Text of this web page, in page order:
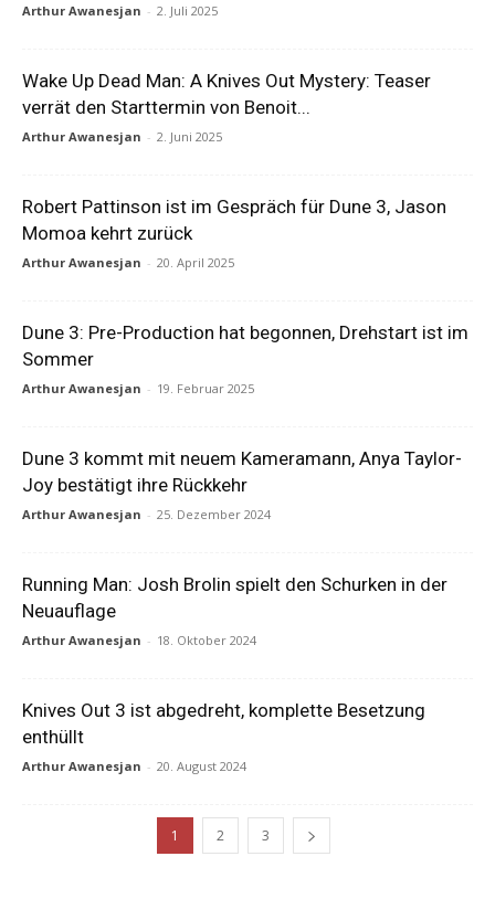
Arthur Awanesjan - 2. Juli 2025
Wake Up Dead Man: A Knives Out Mystery: Teaser
verrät den Starttermin von Benoit...
Arthur Awanesjan - 2. Juni 2025
Robert Pattinson ist im Gespräch für Dune 3, Jason
Momoa kehrt zurück
Arthur Awanesjan - 20. April 2025
Dune 3: Pre-Production hat begonnen, Drehstart ist im
Sommer
Arthur Awanesjan - 19. Februar 2025
Dune 3 kommt mit neuem Kameramann, Anya Taylor-
Joy bestätigt ihre Rückkehr
Arthur Awanesjan - 25. Dezember 2024
Running Man: Josh Brolin spielt den Schurken in der
Neuauflage
Arthur Awanesjan - 18. Oktober 2024
Knives Out 3 ist abgedreht, komplette Besetzung
enthüllt
Arthur Awanesjan - 20. August 2024
1 2 3